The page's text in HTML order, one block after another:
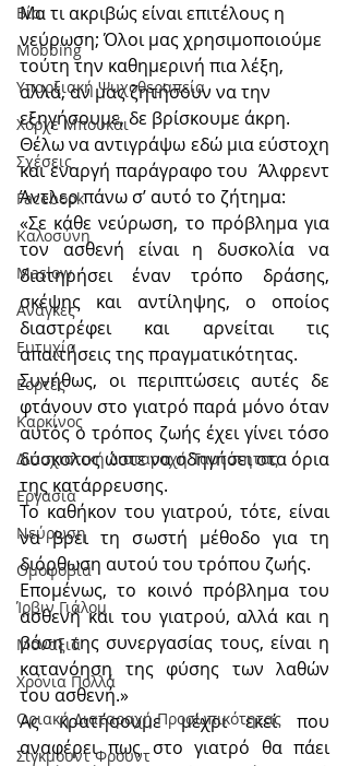
Βία
Mobbing
Υπαρξιακή Ψυχοθεραπεία
Χόρχε Μπουκάι
Σχέσεις
Facebook
Καλοσύνη
Maslow
Ανάγκες
Ευτυχία
Εορτές
Καρκίνος
Διασχιστική Διαταραχή Ταυτότητας
Εργασία
Νεύρωση
Oμοφοβία
Ίρβιν Γιάλομ
Μοναξιά
Χρόνια Πολλά
Οριακή Διαταραχή Προσωπικότητας
Σίγκμουντ Φρόυντ
Μα τι ακριβώς είναι επιτέλους η
νεύρωση; Όλοι μας χρησιμοποιούμε
τούτη την καθημερινή πια λέξη,
αλλά, αν μας ζητήσουν να την
εξηγήσουμε, δε βρίσκουμε άκρη.
Θέλω να αντιγράψω εδώ μια εύστοχη
και εναργή παράγραφο του  Άλφρεντ
Άντλερ πάνω σ’ αυτό το ζήτημα:
«Σε κάθε νεύρωση, το πρόβλημα για
τον ασθενή είναι η δυσκολία να
διατηρήσει έναν τρόπο δράσης,
σκέψης και αντίληψης, ο οποίος
διαστρέφει και αρνείται τις
απαιτήσεις της πραγματικότητας.
Συνήθως, οι περιπτώσεις αυτές δε
φτάνουν στο γιατρό παρά μόνο όταν
αυτός ο τρόπος ζωής έχει γίνει τόσο
δύσκολος ώστε να οδηγήσει στα όρια
της κατάρρευσης.
Το καθήκον του γιατρού, τότε, είναι
να βρει τη σωστή μέθοδο για τη
διόρθωση αυτού του τρόπου ζωής.
Επομένως, το κοινό πρόβλημα του
ασθενή και του γιατρού, αλλά και η
βάση της συνεργασίας τους, είναι η
κατανόηση της φύσης των λαθών
του ασθενή.»
Ας κρατήσουμε μέχρι εκεί που
αναφέρει πως στο γιατρό θα πάει